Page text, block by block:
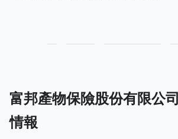
富邦產物保險股份有限公
情報